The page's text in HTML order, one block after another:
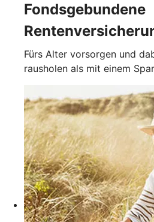
Fondsgebundene
Fürs Alter vorsorgen und
rausholen als mit einem